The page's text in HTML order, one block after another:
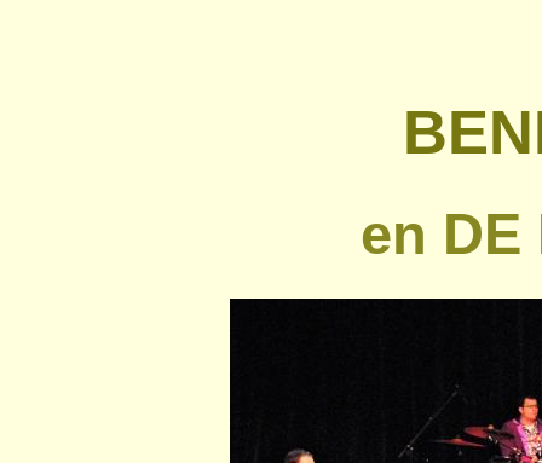
en DE